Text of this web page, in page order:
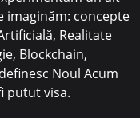
imaginăm: concepte
Realitate
Blockchain,
Noul Acum
putut visa.